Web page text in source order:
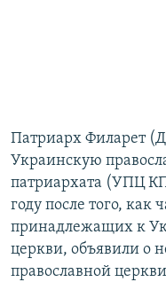
Патриарх Филарет
Украинскую
патриархата (УПЦ
году после того, как
принадлежащих к
церкви, объявили о
православной